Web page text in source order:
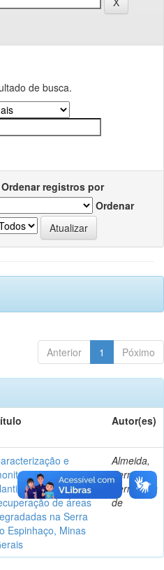
de busca.
Ordenar registros por
Ordenar
Anterior 1 Póximo
Autor(es)
e
de
florestais para
de áreas
na Serra
Espinhaço, Minas
Almeida,
Fernanda
Bernardes
de